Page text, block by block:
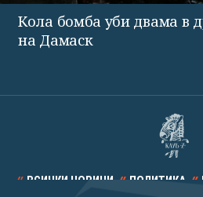
Кола бомба уби двама в
на Дамаск
ВСИЧКИ НОВИНИ ПОЛИТИКА